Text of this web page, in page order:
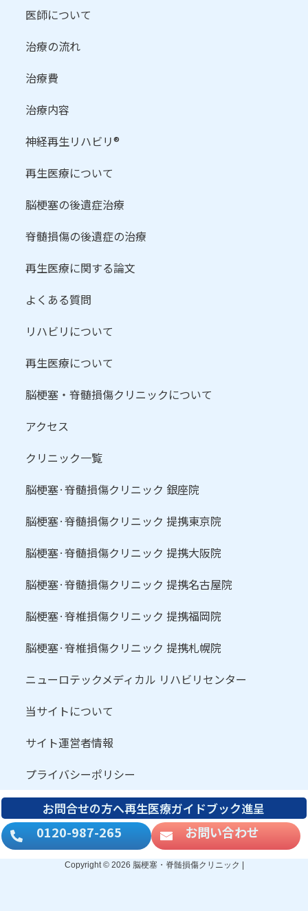
医師について
治療の流れ
治療費
治療内容
神経再生リハビリ®
再生医療について
脳梗塞の後遺症治療
脊髄損傷の後遺症の治療
再生医療に関する論文
よくある質問
リハビリについて
再生医療について
脳梗塞・脊髄損傷クリニックについて
アクセス
クリニック一覧
脳梗塞·脊髄損傷クリニック 銀座院
脳梗塞·脊髄損傷クリニック 提携東京院
脳梗塞·脊髄損傷クリニック 提携大阪院
脳梗塞·脊髄損傷クリニック 提携名古屋院
脳梗塞·脊椎損傷クリニック 提携福岡院
脳梗塞·脊椎損傷クリニック 提携札幌院
ニューロテックメディカル リハビリセンター
当サイトについて
サイト運営者情報
プライバシーポリシー
お問合せの方へ再生医療ガイドブック進呈
0120-987-265 お問い合わせ
Copyright © 2026 脳梗塞・脊髄損傷クリニック |